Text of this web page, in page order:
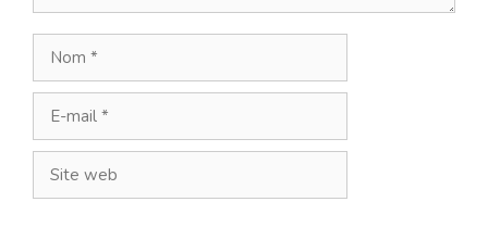
Nom
mail
Site
web